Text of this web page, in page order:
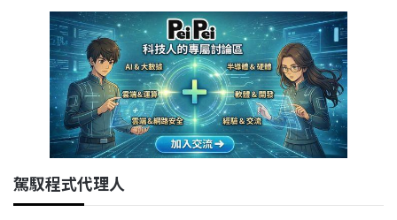
駕馭程式代理人